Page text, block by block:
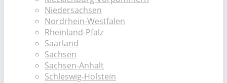
Niedersachsen
Nordrhein-Westfalen
Rheinland-Pfalz
Saarland
Sachsen
Sachsen-Anhalt
Schleswig-Holstein